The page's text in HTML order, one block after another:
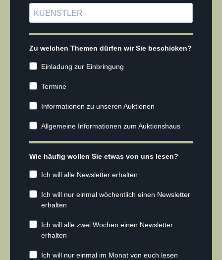
Zu welchen Themen dürfen wir Sie beschicken?
Einladung zur Einbringung
Termine
Informationen zu unseren Auktionen
Allgemeine Informationen zum Auktionshaus
Wie häufig wollen Sie etwas von uns lesen?
Ich will alle Newsletter erhalten
Ich will nur einmal wöchentlich einen Newsletter
erhalten
Ich will alle zwei Wochen einen Newsletter
erhalten
Ich will nur einmal im Monat von euch lesen